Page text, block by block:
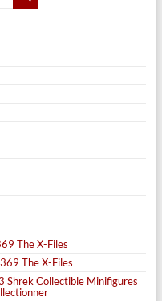
The X-Files
The X-Files
Shrek Collectible Minifigures